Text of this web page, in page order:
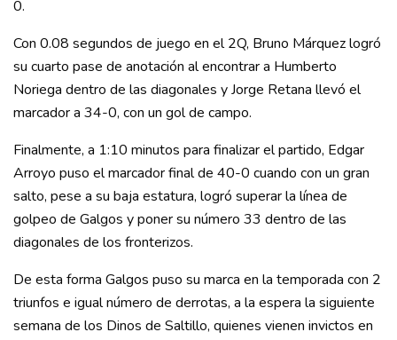
0.
Con 0.08 segundos de juego en el 2Q, Bruno Márquez logró
su cuarto pase de anotación al encontrar a Humberto
Noriega dentro de las diagonales y Jorge Retana llevó el
marcador a 34-0, con un gol de campo.
Finalmente, a 1:10 minutos para finalizar el partido, Edgar
Arroyo puso el marcador final de 40-0 cuando con un gran
salto, pese a su baja estatura, logró superar la línea de
golpeo de Galgos y poner su número 33 dentro de las
diagonales de los fronterizos.
De esta forma Galgos puso su marca en la temporada con 2
triunfos e igual número de derrotas, a la espera la siguiente
semana de los Dinos de Saltillo, quienes vienen invictos en